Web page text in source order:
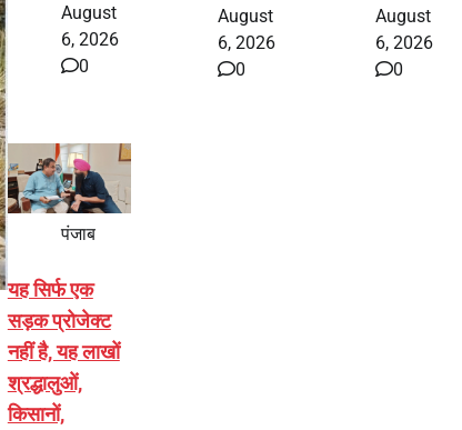
August
6, 2026
0
August
6, 2026
0
August
6, 2026
0
पंजाब
यह सिर्फ एक
सड़क प्रोजेक्ट
नहीं है, यह लाखों
श्रद्धालुओं,
किसानों,